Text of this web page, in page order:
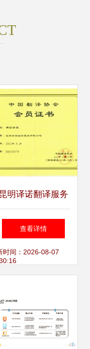
昆明译诺翻译服务
搭建沟通桥梁，传
递世界声音
查看详情
时间：2026-08-07